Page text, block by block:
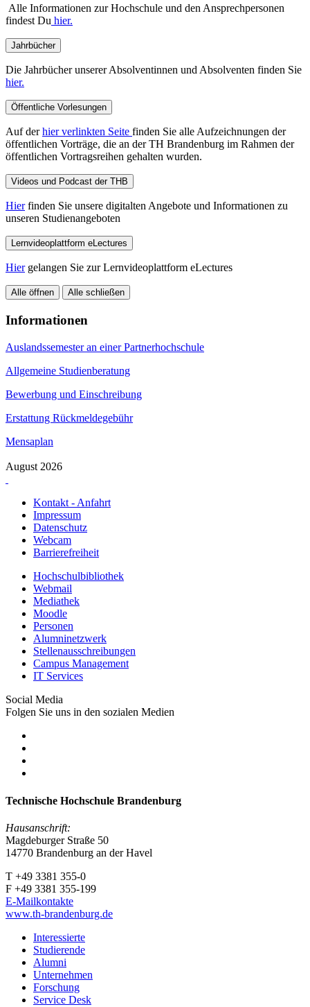
Alle Informationen zur Hochschule und den Ansprechpersonen
findest Du hier.
Jahrbücher
Die Jahrbücher unserer Absolventinnen und Absolventen finden Sie
hier.
Öffentliche Vorlesungen
Auf derhier verlinkten Seite finden Sie alle Aufzeichnungen der
öffentlichen Vorträge, die an der TH Brandenburg im Rahmen der
öffentlichen Vortragsreihen gehalten wurden.
Videos und Podcast der THB
Hierfinden Sie unsere digitalten Angebote und Informationen zu
unseren Studienangeboten
Lernvideoplattform eLectures
Hiergelangen Sie zur Lernvideoplattform eLectures
Alle öffnen Alle schließen
Informationen
Auslandssemester an einer Partnerhochschule
Allgemeine Studienberatung
Bewerbung und Einschreibung
Erstattung Rückmeldegebühr
Mensaplan
August 2026
Kontakt - Anfahrt
Impressum
Datenschutz
Webcam
Barrierefreiheit
Hochschulbibliothek
Webmail
Mediathek
Moodle
Personen
Alumninetzwerk
Stellenausschreibungen
Campus Management
IT Services
Social Media
Folgen Sie uns in den sozialen Medien
Technische Hochschule Brandenburg
Hausanschrift:
Magdeburger Straße 50
14770 Brandenburg an der Havel
T +49 3381 355-0
F +49 3381 355-199
E-Mailkontakte
www.th-brandenburg.de
Interessierte
Studierende
Alumni
Unternehmen
Forschung
Service Desk